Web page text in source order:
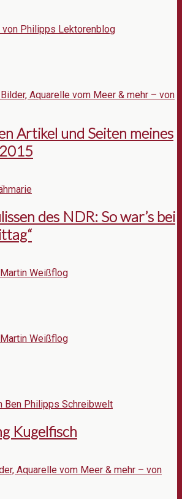
von Philipps Lektorenblog
Aquarelle vom Meer & mehr – von
Artikel und Seiten meines
des NDR: So war’s bei
Weißflog
Weißflog
Ben Philipps Schreibwelt
Kugelfisch
Aquarelle vom Meer & mehr – von